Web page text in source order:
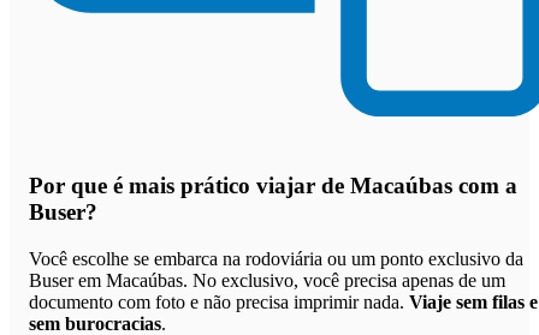
Por que é mais prático viajar de Macaúbas com a
Buser?
Você escolhe se embarca na rodoviária ou um ponto exclusivo da
Buser em Macaúbas. No exclusivo, você precisa apenas de um
documento com foto e não precisa imprimir nada. Viaje sem filas e
sem burocracias.